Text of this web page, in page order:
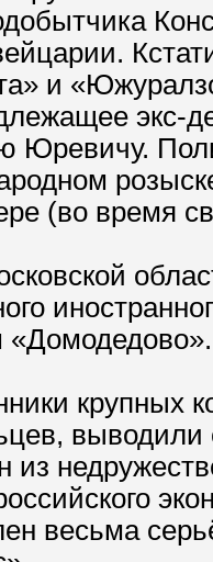
и
экс-
Юревичу.
(во время
крупных
выводили
из
весьма